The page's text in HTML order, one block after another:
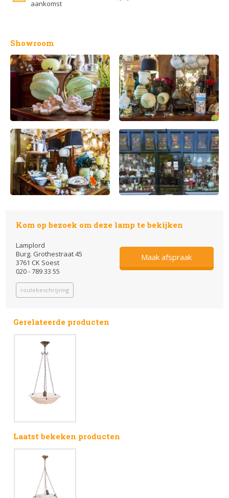
aankomst
Showroom
Kom op bezoek om deze lamp te bekijken
Lamplord
Burg. Grothestraat 45
3761 CK Soest
020 - 789 33 55
routebeschrijving
Maak afspraak
Gerelateerde producten
Laatst bekeken producten